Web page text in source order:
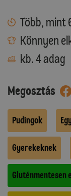
Több, mint
Könnyen
kb. 4 adag
Megosztás
Pudingok
Gyerekeknek
Gluténmentesen